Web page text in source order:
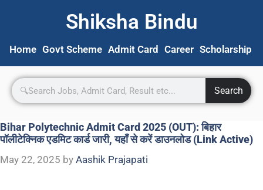
Shiksha Bindu
Home Govt Scheme Admit Card Career Scholarship
Search
Bihar Polytechnic Admit Card 2025 (OUT): बिहार
पॉलीटेक्निक एडमिट कार्ड जारी, यहाँ से करें डाउनलोड (Link Active)
May 22, 2025 by Aashik Prajapati